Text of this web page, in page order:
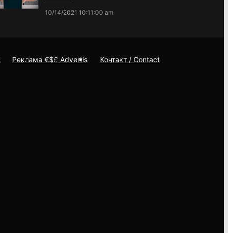
10/14/2021 10:11:00 am
Реклама €$£ Advertis Контакт / Contact